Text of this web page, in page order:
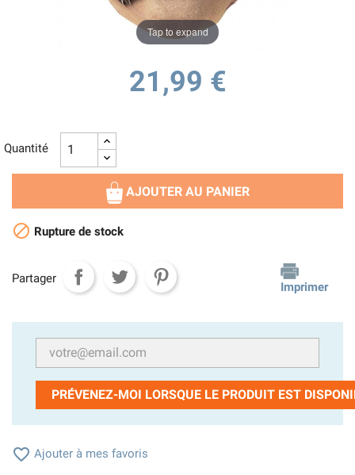
Tap to expand
21,99 €
Quantité
AJOUTER AU PANIER
 Rupture de stock
Partager
Imprimer
PRÉVENEZ-MOI LORSQUE LE PRODUIT EST
 Ajouter à mes favoris